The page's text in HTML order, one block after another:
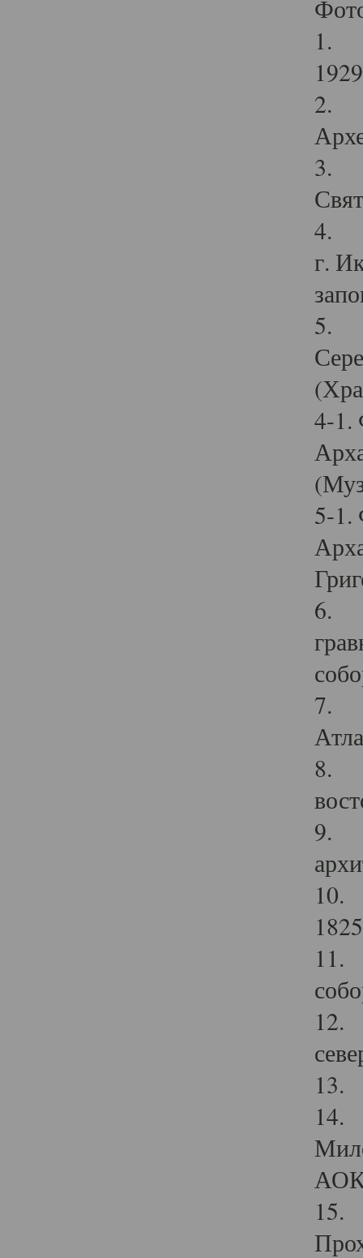
1.
2.
3.
4.
г.
5.
4-1.
5-1.
6.
7.
8.
9.
10.
11.
12.
13.
14.
15.